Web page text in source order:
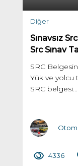
Diğer
Sınavsız
Src Sınav
SRC
Yük ve yolcu
SRC belgesi...
4336